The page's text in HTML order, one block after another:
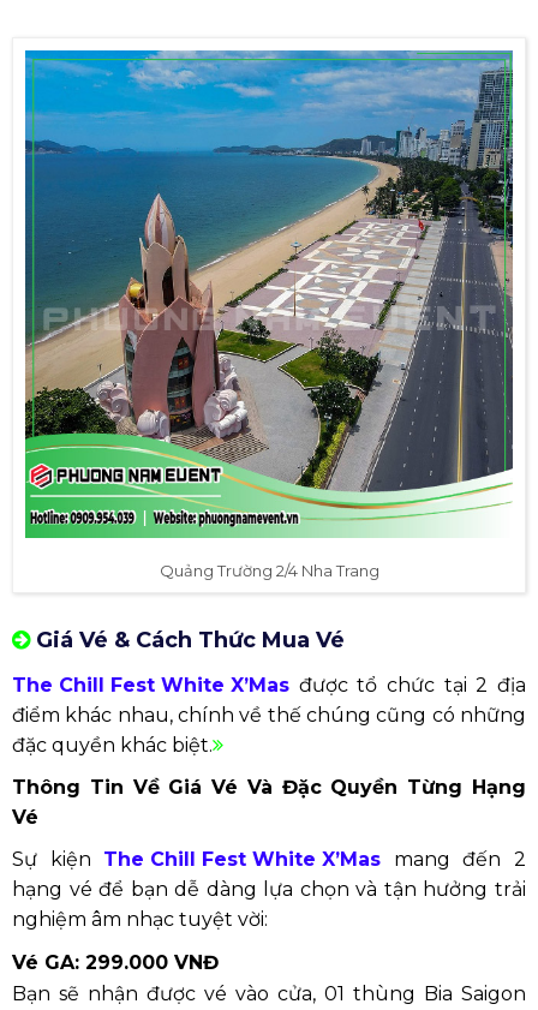
Quảng Trường 2/4 Nha Trang
Giá Vé & Cách Thức Mua Vé
The Chill Fest White X’Mas được tổ chức tại 2 địa
điểm khác nhau, chính về thế chúng cũng có những
đặc quyền khác biệt.
Thông Tin Về Giá Vé Và Đặc Quyền Từng Hạng
Vé
Sự kiện The Chill Fest White X’Mas mang đến 2
hạng vé để bạn dễ dàng lựa chọn và tận hưởng trải
nghiệm âm nhạc tuyệt vời:
Vé GA: 299.000 VNĐ
Bạn sẽ nhận được vé vào cửa, 01 thùng Bia Saigon